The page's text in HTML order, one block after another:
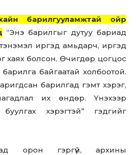
барилгууламжтай ойр
“Энэ барилгыг дутуу бариад
иргэд амьдарч, иргэд
хаях болсон. Өчигдөр цогцос
байгаатай холбоотой.
барилгад гэмт хэрэг,
их өндөр. Үнэхээр
хэрэгтэй” гэдгийг
орон гэргүй, архины